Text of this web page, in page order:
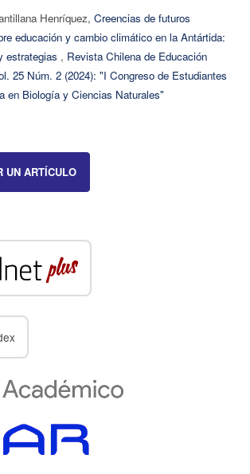
Henríquez, Creencias de futuros
educación y cambio climático en la Antártida:
estrategias , Revista Chilena de Educación
25 Núm. 2 (2024): "I Congreso de Estudiantes
en Biología y Ciencias Naturales"
UN ARTÍCULO